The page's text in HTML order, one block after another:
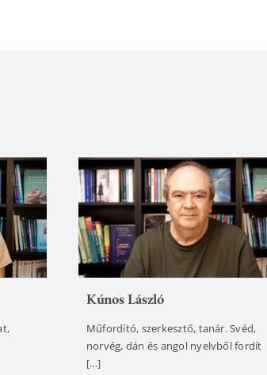
Kúnos László
Műfordító, szerkesztő, tanár. Svéd,
norvég, dán és angol nyelvből fordít
[...]